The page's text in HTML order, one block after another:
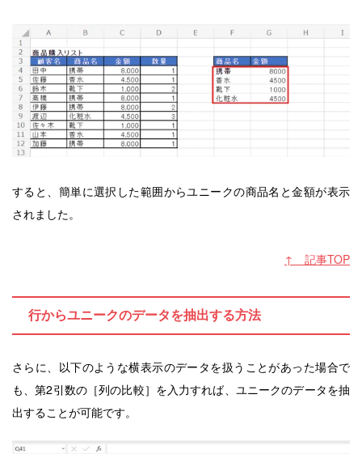
すると、簡単に選択した範囲からユニークの商品名と金額が表示
されました。
↑ 記事TOP
行からユニークのデータを抽出する方法
さらに、以下のような横表示のデータを扱うことがあった場合で
も、第2引数の［列の比較］を入力すれば、ユニークのデータを抽
出することが可能です。